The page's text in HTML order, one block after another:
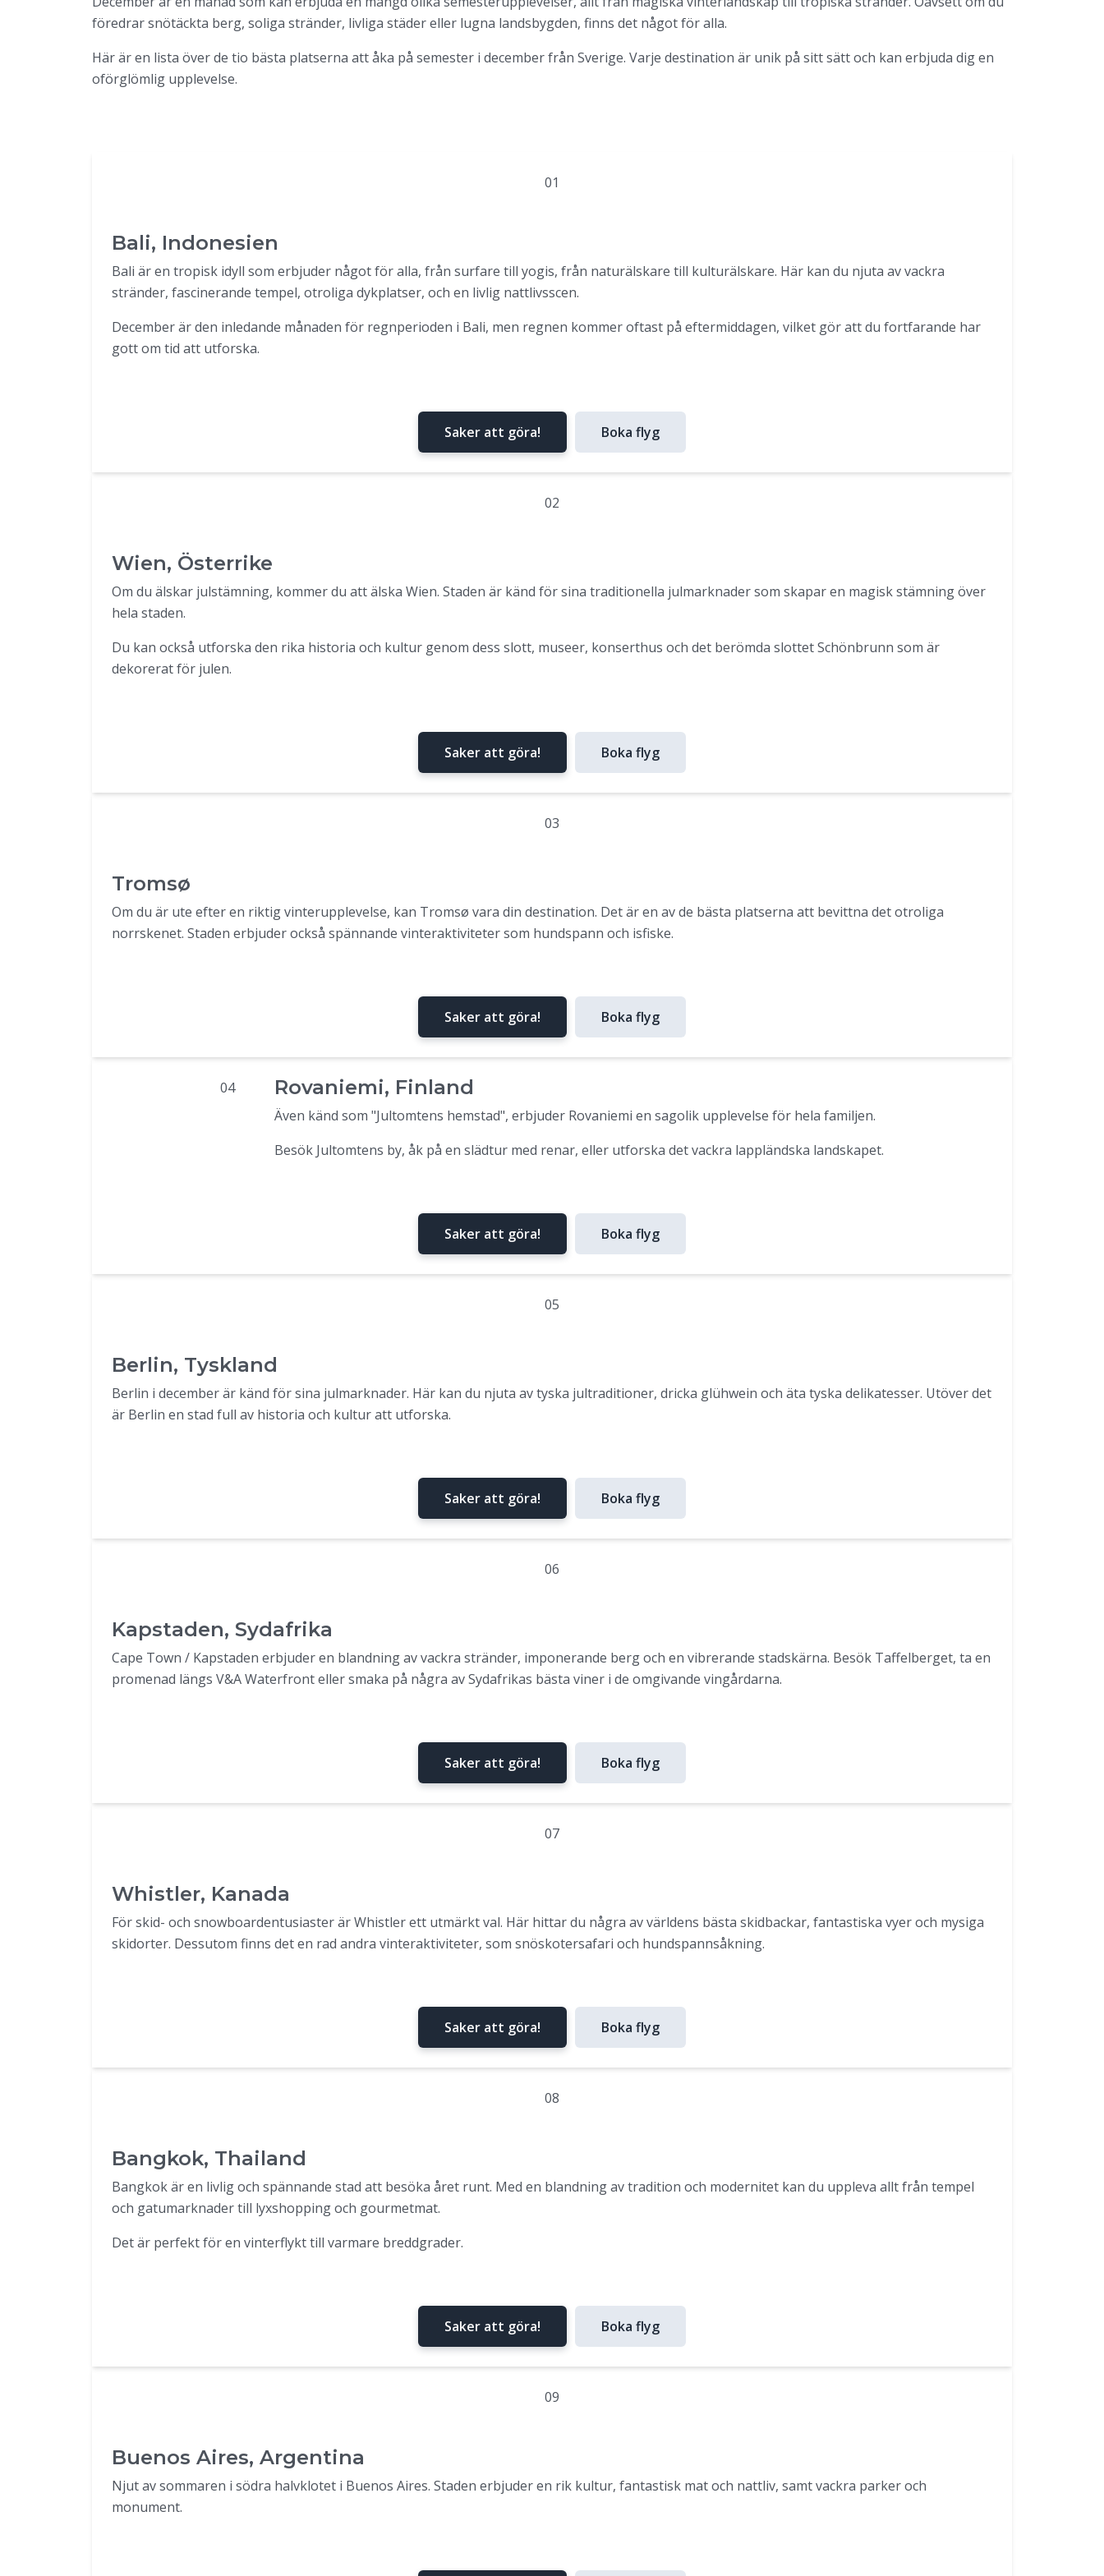
föredrar snötäckta berg, soliga stränder, livliga städer eller lugna landsbygden, finns det något för alla.
Här är en lista över de tio bästa platserna att åka på semester i december från Sverige. Varje destination är unik på sitt sätt och kan erbjuda dig en
oförglömlig upplevelse.
01
Bali, Indonesien
Bali är en tropisk idyll som erbjuder något för alla, från surfare till yogis, från naturälskare till kulturälskare. Här kan du njuta av vackra
stränder, fascinerande tempel, otroliga dykplatser, och en livlig nattlivsscen.
December är den inledande månaden för regnperioden i Bali, men regnen kommer oftast på eftermiddagen, vilket gör att du fortfarande har
gott om tid att utforska.
Saker att göra! Boka flyg
02
Wien, Österrike
Om du älskar julstämning, kommer du att älska Wien. Staden är känd för sina traditionella julmarknader som skapar en magisk stämning över
hela staden.
Du kan också utforska den rika historia och kultur genom dess slott, museer, konserthus och det berömda slottet Schönbrunn som är
dekorerat för julen.
Saker att göra! Boka flyg
03
Tromsø
Om du är ute efter en riktig vinterupplevelse, kan Tromsø vara din destination. Det är en av de bästa platserna att bevittna det otroliga
norrskenet. Staden erbjuder också spännande vinteraktiviteter som hundspann och isfiske.
Saker att göra! Boka flyg
04 Rovaniemi, Finland
Även känd som "Jultomtens hemstad", erbjuder Rovaniemi en sagolik upplevelse för hela familjen.
Besök Jultomtens by, åk på en slädtur med renar, eller utforska det vackra lappländska landskapet.
Saker att göra! Boka flyg
05
Berlin, Tyskland
Berlin i december är känd för sina julmarknader. Här kan du njuta av tyska jultraditioner, dricka glühwein och äta tyska delikatesser. Utöver det
är Berlin en stad full av historia och kultur att utforska.
Saker att göra! Boka flyg
06
Kapstaden, Sydafrika
Cape Town / Kapstaden erbjuder en blandning av vackra stränder, imponerande berg och en vibrerande stadskärna. Besök Taffelberget, ta en
promenad längs V&A Waterfront eller smaka på några av Sydafrikas bästa viner i de omgivande vingårdarna.
Saker att göra! Boka flyg
07
Whistler, Kanada
För skid- och snowboardentusiaster är Whistler ett utmärkt val. Här hittar du några av världens bästa skidbackar, fantastiska vyer och mysiga
skidorter. Dessutom finns det en rad andra vinteraktiviteter, som snöskotersafari och hundspannsåkning.
Saker att göra! Boka flyg
08
Bangkok, Thailand
Bangkok är en livlig och spännande stad att besöka året runt. Med en blandning av tradition och modernitet kan du uppleva allt från tempel
och gatumarknader till lyxshopping och gourmetmat.
Det är perfekt för en vinterflykt till varmare breddgrader.
Saker att göra! Boka flyg
09
Buenos Aires, Argentina
Njut av sommaren i södra halvklotet i Buenos Aires. Staden erbjuder en rik kultur, fantastisk mat och nattliv, samt vackra parker och
monument.